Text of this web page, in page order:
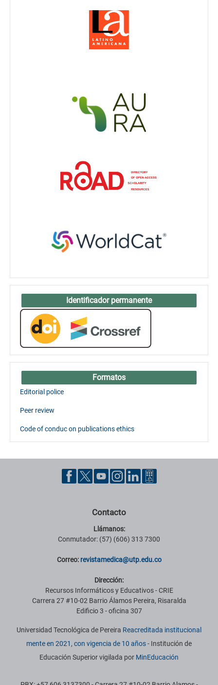
Identificador permanente
Formatos
Editorial police
Peer review
Code of conduc on publications ethics
Contacto
Llámanos:
Conmutador: (57) (606) 313 7300
Correo: revistamedica@utp.edu.co
Dirección:
Recursos Informáticos y Educativos - CRIE
Carrera 27 #10-02 Barrio Álamos Pereira, Risaralda
Edificio 3 - oficina 307
Universidad Tecnológica de Pereira Reacreditada institucional
mente en 2021, con vigencia de 10 años- Institución de
Educación Superior vigilada por MinEducación